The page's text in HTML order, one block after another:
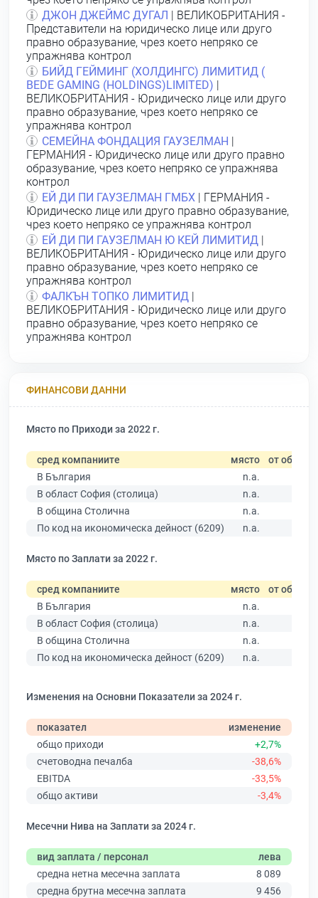
ДЖОН ДЖЕЙМС ДУГАЛ
| ВЕЛИКОБРИТАНИЯ -
Представители на юридическо лице или друго
правно образувание, чрез което непряко се
упражнява контрол
БИЙД ГЕЙМИНГ (ХОЛДИНГС) ЛИМИТИД (
BEDE GAMING (HOLDINGS)LIMITED)
ВЕЛИКОБРИТАНИЯ - Юридическо лице или друго
правно образувание, чрез което непряко се
упражнява контрол
СЕМЕЙНА ФОНДАЦИЯ ГАУЗЕЛМАН
ГЕРМАНИЯ - Юридическо лице или друго правно
образувание, чрез което непряко се упражнява
контрол
ЕЙ ДИ ПИ ГАУЗЕЛМАН ГМБХ | ГЕРМАНИЯ -
Юридическо лице или друго правно образувание,
чрез което непряко се упражнява контрол
ЕЙ ДИ ПИ ГАУЗЕЛМАН Ю КЕЙ ЛИМИТИД
ВЕЛИКОБРИТАНИЯ - Юридическо лице или друго
правно образувание, чрез което непряко се
упражнява контрол
ФАЛКЪН ТОПКО ЛИМИТИД
ВЕЛИКОБРИТАНИЯ - Юридическо лице или друго
правно образувание, чрез което непряко се
упражнява контрол
ФИНАНСОВИ ДАННИ
Място по Приходи за 2022 г.
сред компаниите място от общо
В България
n.a.
В област София (столица)
n.a.
В община Столична
n.a.
По код на икономическа дейност (6209)
n.a.
Място по Заплати за 2022 г.
сред компаниите място от общо
В България
n.a.
В област София (столица)
n.a.
В община Столична
n.a.
По код на икономическа дейност (6209)
n.a.
Изменения на Основни Показатели за 2024 г.
показател
изменение
общо приходи
+2,7%
счетоводна печалба
-38,6%
EBITDA
-33,5%
общо активи
-3,4%
Месечни Нива на Заплати за 2024 г.
вид заплата / персонал
лева
средна нетна месечна заплата
8 089
средна брутна месечна заплата
9 456